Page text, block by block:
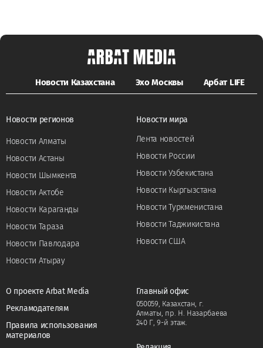
Новости Казахстана Эхо Москвы Арбат LIFE
Новости регионов
Новости Алматы
Новости Астаны
Новости Шымкента
Новости Актобе
Новости Караганды
Новости Тараза
Новости Павлодара
Новости Атырау
Новости мира
Лента новостей
Новости России
Новости Узбекистана
Новости Кыргызстана
Новости Туркменистана
Новости Таджикистана
Новости США
О проекте Arbat Media
Рекламодателям
Правила использования
материалов
Главный офис
050059, Казахстан, г.
Алматы, пр. Н. Назарбаева
240 Г, 9-й этаж.